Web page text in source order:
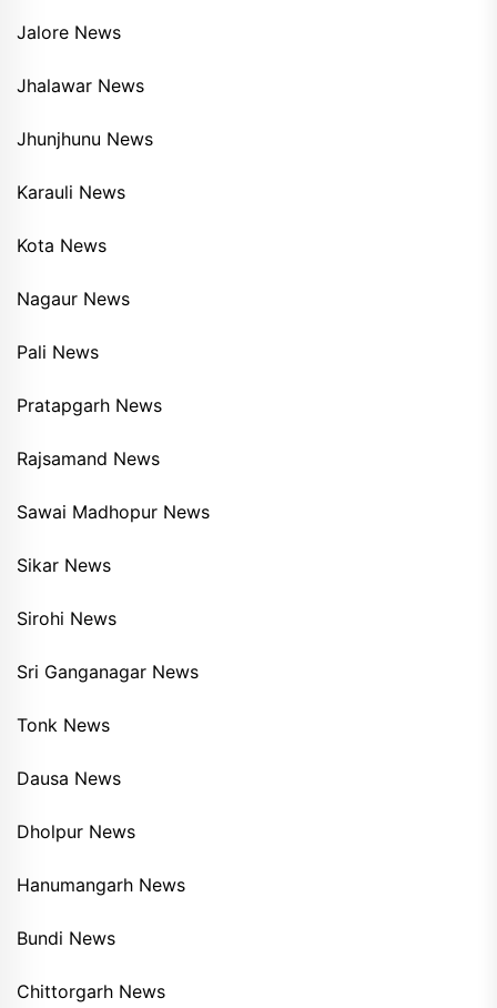
Jalore News
Jhalawar News
Jhunjhunu News
Karauli News
Kota News
Nagaur News
Pali News
Pratapgarh News
Rajsamand News
Sawai Madhopur News
Sikar News
Sirohi News
Sri Ganganagar News
Tonk News
Dausa News
Dholpur News
Hanumangarh News
Bundi News
Chittorgarh News